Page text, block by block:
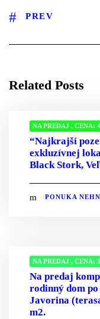
PREV
Related Posts
“Najkrajší
exkluzívnej
Black Stork,
NA PREDAJ , CENA:
PONUKA
Na predaj
rodinný dom
Javorina
m2.
NA PREDAJ , CENA: